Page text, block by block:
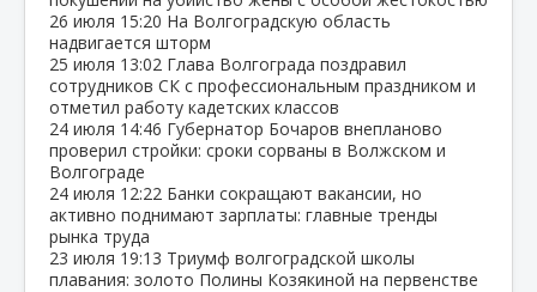
26 июля 15:20 На Волгоградскую область
надвигается шторм
25 июля 13:02 Глава Волгограда поздравил
сотрудников СК с профессиональным праздником и
отметил работу кадетских классов
24 июля 14:46 Губернатор Бочаров внепланово
проверил стройки: сроки сорваны в Волжском и
Волгограде
24 июля 12:22 Банки сокращают вакансии, но
активно поднимают зарплаты: главные тренды
рынка труда
23 июля 19:13 Триумф волгоградской школы
плавания: золото Полины Козякиной на первенстве